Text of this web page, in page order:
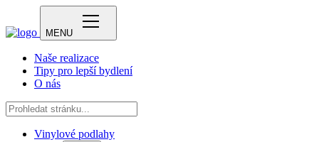
MENU
Naše realizace
Tipy pro lepší bydlení
O nás
Vinylové podlahy